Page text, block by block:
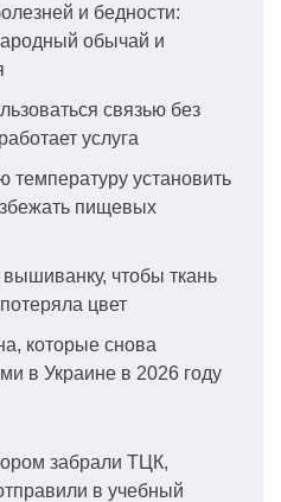
и бедности:
обычай и
связью без
услуга
температуру установить
пищевых
вышиванку, чтобы ткань
цвет
которые снова
в Украине в 2026 году
забрали ТЦК,
в учебный